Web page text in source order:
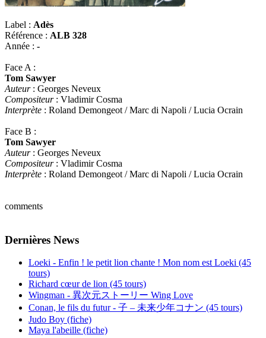
Label : Adès
Référence : ALB 328
Année : -
Face A :
Tom Sawyer
Auteur: Georges Neveux
Compositeur: Vladimir Cosma
Interprète : Roland Demongeot / Marc di Napoli / Lucia Ocrain
Face B :
Tom Sawyer
Auteur: Georges Neveux
Compositeur: Vladimir Cosma
Interprète : Roland Demongeot / Marc di Napoli / Lucia Ocrain
comments
Dernières News
Loeki - Enfin ! le petit lion chante ! Mon nom est Loeki (45
tours)
Richard cœur de lion (45 tours)
Wingman - 異次元ストーリー Wing Love
Conan, le fils du futur - 子 – 未来少年コナン (45 tours)
Judo Boy (fiche)
Maya l'abeille (fiche)